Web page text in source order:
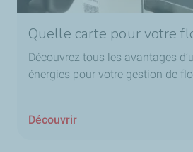
Quelle carte pour votre
Découvrez tous les avantages
énergies pour votre gestion de
Découvrir